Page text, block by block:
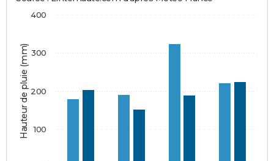
Hauteur de pluie (mm) 100
200
300
400